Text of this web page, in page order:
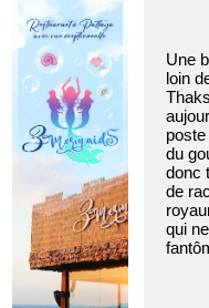
Une
loin
du
donc
de
qui